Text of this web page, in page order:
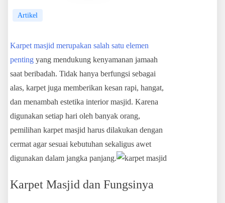
Artikel
Karpet masjid merupakan salah satu elemen
penting yang mendukung kenyamanan jamaah
saat beribadah. Tidak hanya berfungsi sebagai
alas, karpet juga memberikan kesan rapi, hangat,
dan menambah estetika interior masjid. Karena
digunakan setiap hari oleh banyak orang,
pemilihan karpet masjid harus dilakukan dengan
cermat agar sesuai kebutuhan sekaligus awet
digunakan dalam jangka panjang.
Karpet Masjid dan Fungsinya